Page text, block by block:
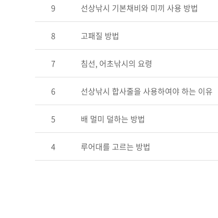
9 선상낚시 기본채비와 미끼 사용 방법
8 고패질 방법
7 침선, 어초낚시의 요령
6 선상낚시 합사줄을 사용하여야 하는 이유
5 배 멀미 덜하는 방법
4 루어대를 고르는 방법